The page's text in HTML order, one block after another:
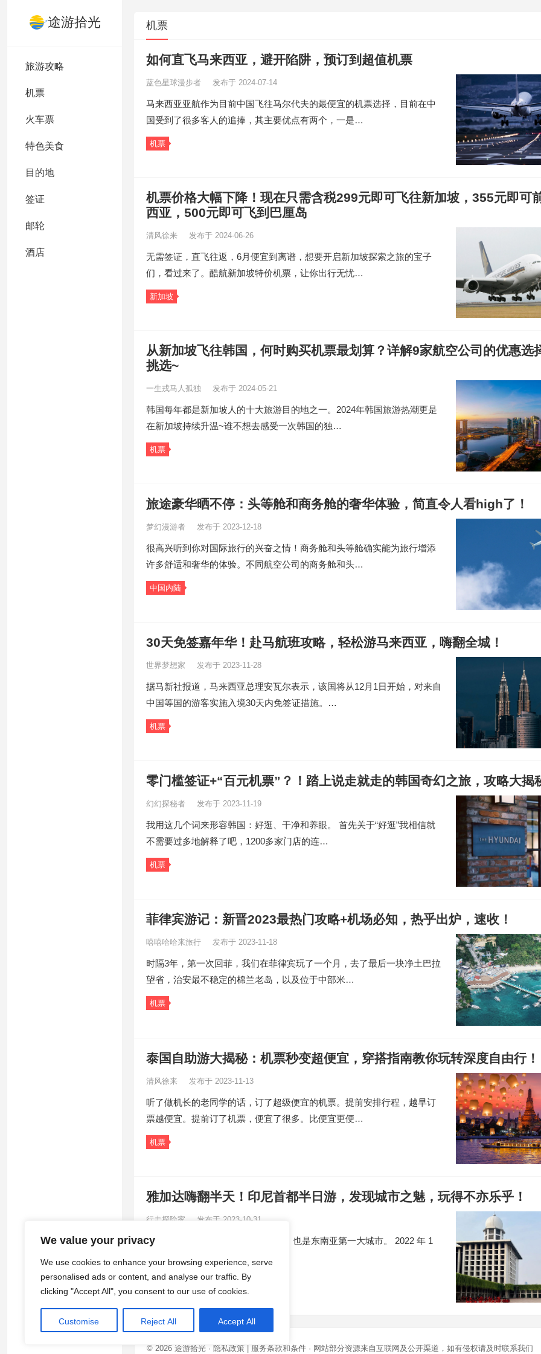
We value your privacy
We use cookies to enhance your browsing experience, serve
personalised ads or content, and analyse our traffic. By
clicking "Accept All", you consent to our use of cookies.
Customise Reject All Accept All
途游拾光
旅游攻略
机票
火车票
特色美食
目的地
签证
邮轮
酒店
机票
如何直飞马来西亚，避开陷阱，预订到超值机票
蓝色星球漫步者 发布于 2024-07-14
马来西亚亚航作为目前中国飞往马尔代夫的最便宜的机票选择，目前在中
国受到了很多客人的追捧，其主要优点有两个，一是…
机票
机票价格大幅下降！现在只需含税299元即可飞往新加坡，355元即可
西亚，500元即可飞到巴厘岛
清风徐来 发布于 2024-06-26
无需签证，直飞往返，6月便宜到离谱，想要开启新加坡探索之旅的宝子
们，看过来了。酷航新加坡特价机票，让你出行无忧…
新加坡
从新加坡飞往韩国，何时购买机票最划算？详解9家航空公司的优惠选
挑选~
一生戎马人孤独 发布于 2024-05-21
韩国每年都是新加坡人的十大旅游目的地之一。2024年韩国旅游热潮更是
在新加坡持续升温~谁不想去感受一次韩国的独…
机票
旅途豪华晒不停：头等舱和商务舱的奢华体验，简直令人看high了！
梦幻漫游者 发布于 2023-12-18
很高兴听到你对国际旅行的兴奋之情！商务舱和头等舱确实能为旅行增添
许多舒适和奢华的体验。不同航空公司的商务舱和头…
中国内陆
30天免签嘉年华！赴马航班攻略，轻松游马来西亚，嗨翻全城！
世界梦想家 发布于 2023-11-28
据马新社报道，马来西亚总理安瓦尔表示，该国将从12月1日开始，对来自
中国等国的游客实施入境30天内免签证措施。…
机票
零门槛签证+“百元机票”？！踏上说走就走的韩国奇幻之旅，攻略大揭
幻幻探秘者 发布于 2023-11-19
我用这几个词来形容韩国：好逛、干净和养眼。 首先关于“好逛”我相信就
不需要过多地解释了吧，1200多家门店的连…
机票
菲律宾游记：新晋2023最热门攻略+机场必知，热乎出炉，速收！
嘻嘻哈哈来旅行 发布于 2023-11-18
时隔3年，第一次回菲，我们在菲律宾玩了一个月，去了最后一块净土巴拉
望省，治安最不稳定的棉兰老岛，以及位于中部米…
机票
泰国自助游大揭秘：机票秒变超便宜，穿搭指南教你玩转深度自由行！
清风徐来 发布于 2023-11-13
听了做机长的老同学的话，订了超级便宜的机票。提前安排行程，越早订
票越便宜。提前订了机票，便宜了很多。比便宜更便…
机票
雅加达嗨翻半天！印尼首都半日游，发现城市之魅，玩得不亦乐乎！
行走探险家 发布于 2023-10-31
雅加达，印尼目前首都 & 最大城市，也是东南亚第一大城市。 2022 年 1
月 18 日，印度尼西亚…
印度尼西亚
© 2026 途游拾光 · 隐私政策 服务条款和条件 · 网站部分资源来自互联网及公开渠道，如有侵权请及时联系我们